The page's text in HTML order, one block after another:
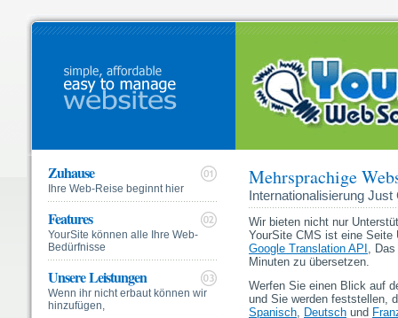
Zuhause
Ihre Web-Reise beginnt hier
Features
YourSite können alle Ihre Web-
Bedürfnisse
Unsere Leistungen
Wenn ihr nicht erbaut können wir
hinzufügen,
Mehrsprachige
Internationalisierung
Wir bieten nicht nur
YourSite CMS ist eine Seite
Google Translation API ,
Minuten zu übersetzen.
Werfen Sie einen Blick auf
und Sie werden feststellen,
Spanisch, Deutsch und